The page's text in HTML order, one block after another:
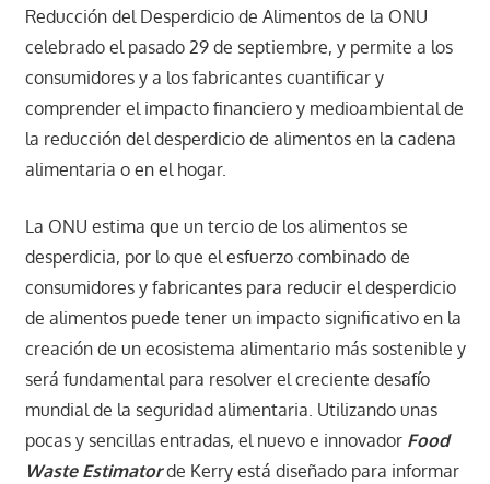
Reducción del Desperdicio de Alimentos de la ONU
celebrado el pasado 29 de septiembre, y permite a los
consumidores y a los fabricantes cuantificar y
comprender el impacto financiero y medioambiental de
la reducción del desperdicio de alimentos en la cadena
alimentaria o en el hogar.
La ONU estima que un tercio de los alimentos se
desperdicia, por lo que el esfuerzo combinado de
consumidores y fabricantes para reducir el desperdicio
de alimentos puede tener un impacto significativo en la
creación de un ecosistema alimentario más sostenible y
será fundamental para resolver el creciente desafío
mundial de la seguridad alimentaria. Utilizando unas
pocas y sencillas entradas, el nuevo e innovador Food
Waste Estimatorde Kerry está diseñado para informar